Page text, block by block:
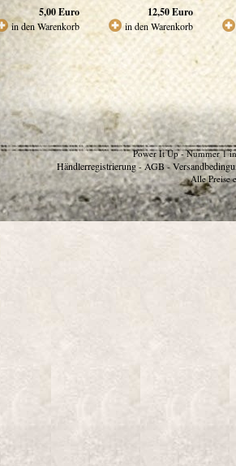
5,00Euro
in den Warenkorb
12,50Euro
in den Warenkorb
Power It Up - Nummer 1
Händlerregistrierung - AGB -
Alle Preise